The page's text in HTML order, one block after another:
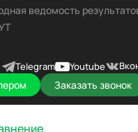
ведомость
Telegram Youtube
Заказать звонок